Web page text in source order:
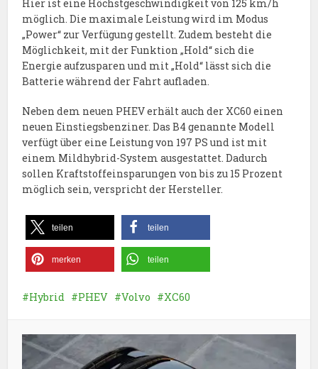
Hier ist eine Höchstgeschwindigkeit von 125 km/h
möglich. Die maximale Leistung wird im Modus
„Power“ zur Verfügung gestellt. Zudem besteht die
Möglichkeit, mit der Funktion „Hold“ sich die
Energie aufzusparen und mit „Hold“ lässt sich die
Batterie während der Fahrt aufladen.
Neben dem neuen PHEV erhält auch der XC60 einen
neuen Einstiegsbenziner. Das B4 genannte Modell
verfügt über eine Leistung von 197 PS und ist mit
einem Mildhybrid-System ausgestattet. Dadurch
sollen Kraftstoffeinsparungen von bis zu 15 Prozent
möglich sein, verspricht der Hersteller.
teilen teilen
merken teilen
Hybrid PHEV Volvo XC60